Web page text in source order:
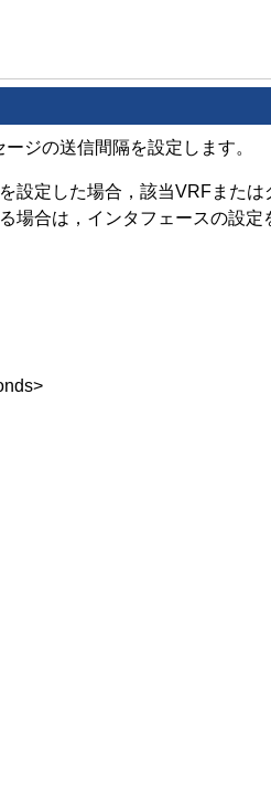
ジの送信間隔を設定します。
設定した場合，該当VRFまた
場合は，インタフェースの設定